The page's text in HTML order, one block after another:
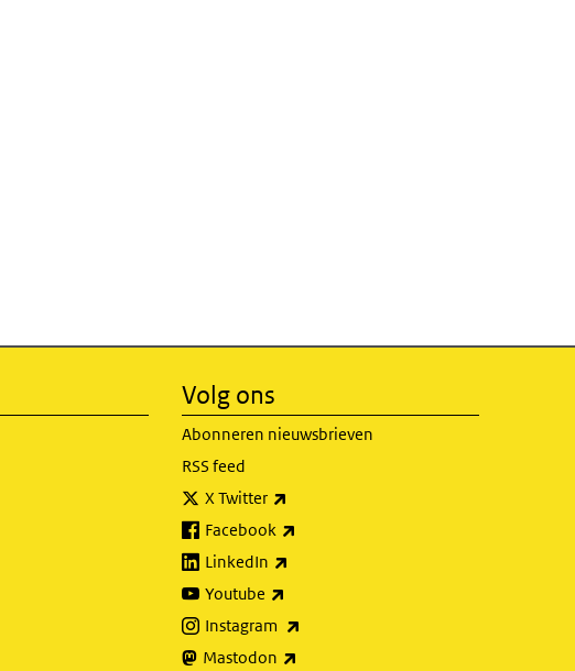
Volg ons
Abonneren nieuwsbrieven
RSS feed
X Twitter
Facebook
LinkedIn
Youtube
Instagram
Mastodon